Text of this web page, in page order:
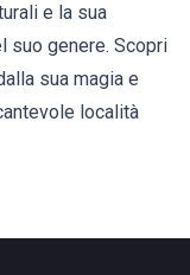
e la sua
suo genere. Scopri
sua magia e
località